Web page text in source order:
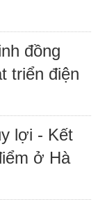
đồng
triển điện
lợi - Kết
ở Hà